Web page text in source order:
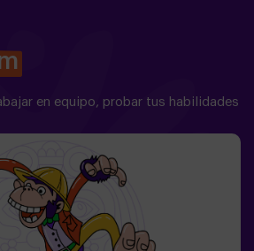
en equipo, probar tus habilidades